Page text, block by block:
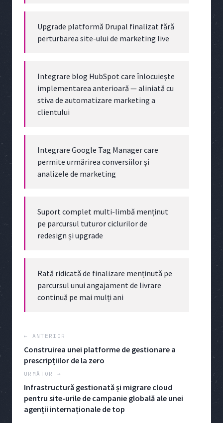
Upgrade platformă Drupal finalizat fără
perturbarea site-ului de marketing live
Integrare blog HubSpot care înlocuiește
implementarea anterioară — aliniată cu
stiva de automatizare marketing a
clientului
Integrare Google Tag Manager care
permite urmărirea conversiilor și
analizele de marketing
Suport complet multi-limbă menținut
pe parcursul tuturor ciclurilor de
redesign și upgrade
Rată ridicată de finalizare menținută pe
parcursul unui angajament de livrare
continuă pe mai mulți ani
← ANTERIOR
Construirea unei platforme de gestionare a
prescripțiilor de la zero
URMĂTOR →
Infrastructură gestionată și migrare cloud
pentru site-urile de campanie globală ale unei
agenții internaționale de top